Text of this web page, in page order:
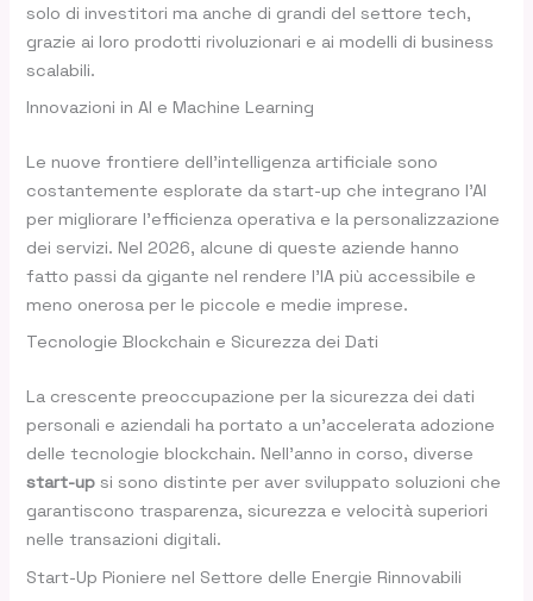
solo di investitori ma anche di grandi del settore tech,
grazie ai loro prodotti rivoluzionari e ai modelli di business
scalabili.
Innovazioni in AI e Machine Learning
Le nuove frontiere dell’intelligenza artificiale sono
costantemente esplorate da start-up che integrano l’AI
per migliorare l’efficienza operativa e la personalizzazione
dei servizi. Nel 2026, alcune di queste aziende hanno
fatto passi da gigante nel rendere l’IA più accessibile e
meno onerosa per le piccole e medie imprese.
Tecnologie Blockchain e Sicurezza dei Dati
La crescente preoccupazione per la sicurezza dei dati
personali e aziendali ha portato a un’accelerata adozione
delle tecnologie blockchain. Nell’anno in corso, diverse
start-up si sono distinte per aver sviluppato soluzioni che
garantiscono trasparenza, sicurezza e velocità superiori
nelle transazioni digitali.
Start-Up Pioniere nel Settore delle Energie Rinnovabili